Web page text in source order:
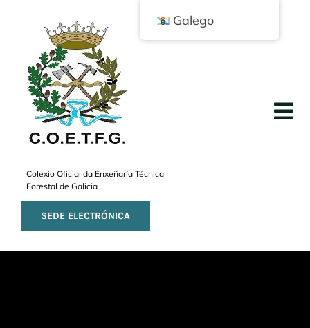
content
Colexio Oficial da Enxeñaría Técnica
Forestal de Galicia
INICIO
SEDE ELECTRÓNICA
Galego